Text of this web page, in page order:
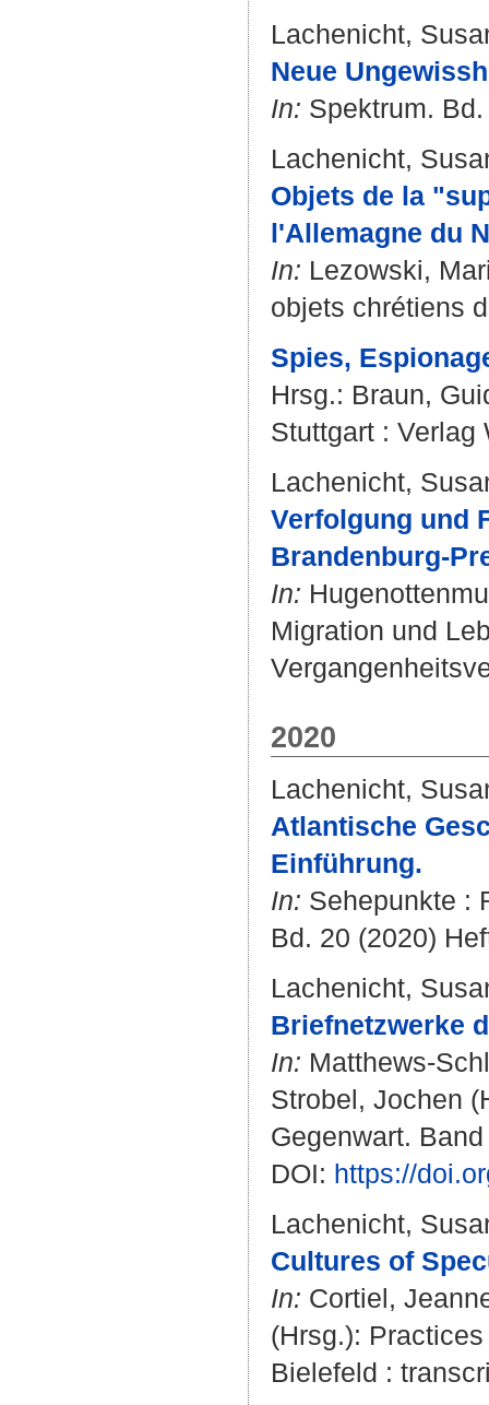
Lachenicht,
Neue
In: Spektrum.
Lachenicht,
Objets de la
l'Allemagne du
In: Lezowski,
objets chrétiens
Spies,
Hrsg.: Braun,
Stuttgart : Verlag
Lachenicht,
Verfolgung und
Brandenburg-
In:
Migration und
2020
Lachenicht,
Atlantische
Einführung.
In: Sehepunkte :
Bd. 20 (2020)
Lachenicht,
Briefnetzwerke
In: Matthews-
Strobel, Jochen
Gegenwart.
DOI: https://
Lachenicht,
Cultures of
In: Cortiel,
(Hrsg.):
Bielefeld :